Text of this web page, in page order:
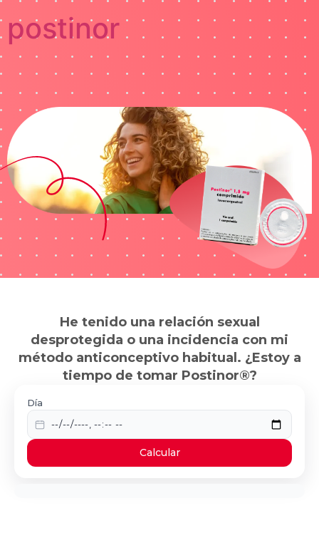
postinor
He tenido una relación sexual
desprotegida o una incidencia con mi
método anticonceptivo habitual. ¿Estoy a
tiempo de tomar Postinor®?
Día
Calcular